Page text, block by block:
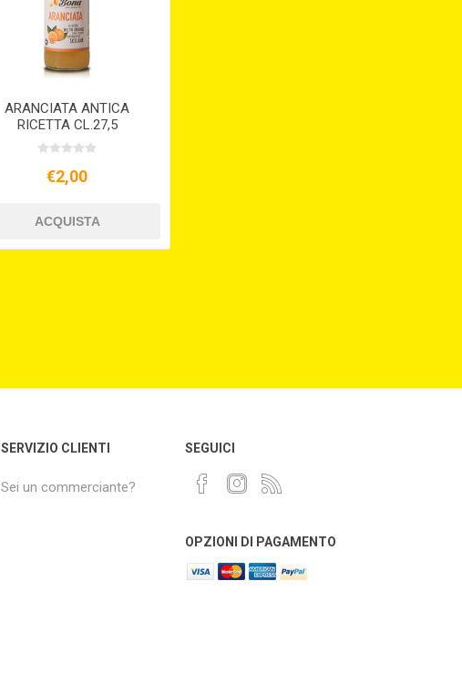
ARANCIATA ANTICA
RICETTA CL.27,5
€2,00
SERVIZIO CLIENTI
Sei un commerciante?
SEGUICI
OPZIONI DI PAGAMENTO